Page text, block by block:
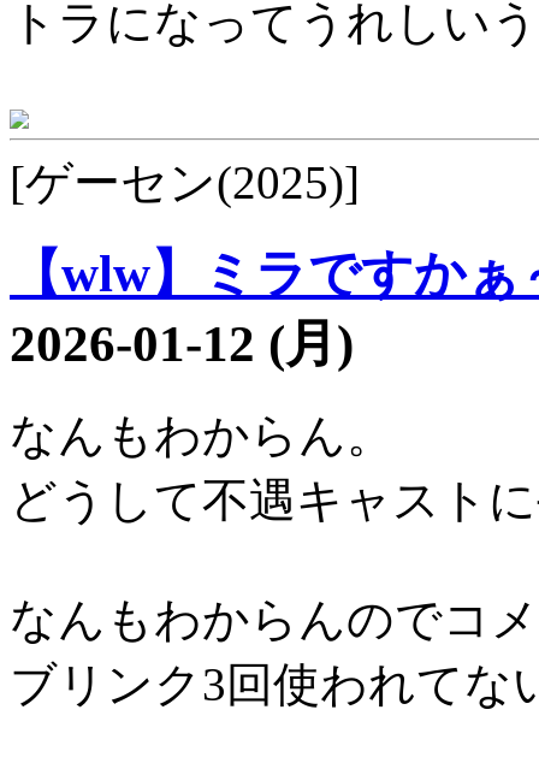
トラになってうれしい
[ゲーセン(2025)]
【wlw】ミラですか
2026-01-12 (月)
なんもわからん。
どうして不遇キャスト
なんもわからんのでコ
ブリンク3回使われてな